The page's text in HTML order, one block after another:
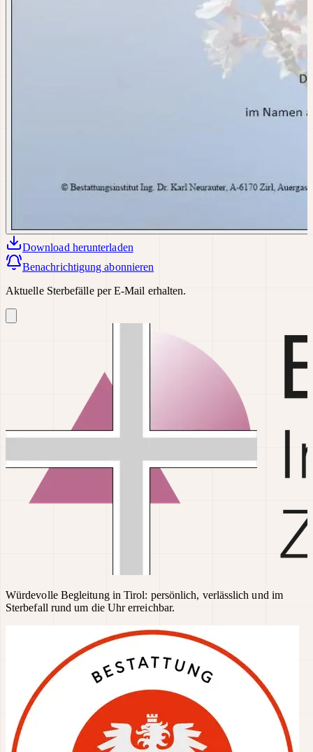
Download herunterladen
Benachrichtigung abonnieren
Aktuelle Sterbefälle per E-Mail erhalten.
Würdevolle Begleitung in Tirol: persönlich, verlässlich und im
Sterbefall rund um die Uhr erreichbar.